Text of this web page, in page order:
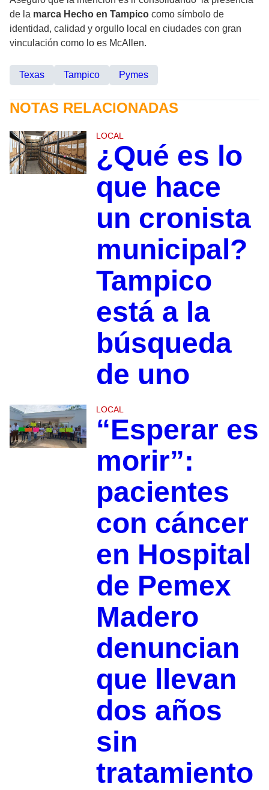
de la marca Hecho en Tampico como símbolo de
identidad, calidad y orgullo local en ciudades con gran
vinculación como lo es McAllen.
Texas Tampico Pymes
NOTAS RELACIONADAS
LOCAL
¿Qué es lo
que hace
un cronista
municipal?
Tampico
está a la
búsqueda
de uno
LOCAL
“Esperar es
morir”:
pacientes
con cáncer
en Hospital
de Pemex
Madero
denuncian
que llevan
dos años
sin
tratamiento